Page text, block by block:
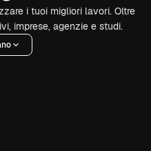
i tuoi migliori lavori. Oltre
imprese, agenzie e studi.